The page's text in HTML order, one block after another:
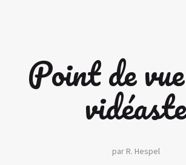
Point de
vidéaste
par R. Hespel